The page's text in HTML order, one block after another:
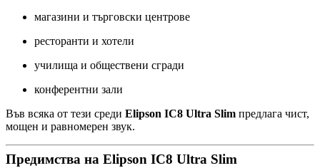
магазини и търговски центрове
ресторанти и хотели
училища и обществени сгради
конферентни зали
Във всяка от тези среди Elipson IC8 Ultra Slim предлага чист,
мощен и равномерен звук.
Предимства на Elipson IC8 Ultra Slim